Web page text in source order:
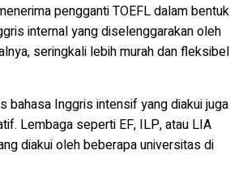
pengganti TOEFL dalam bentuk
internal yang diselenggarakan oleh
seringkali lebih murah dan fleksibel
bahasa Inggris intensif yang diakui juga
Lembaga seperti EF, ILP, atau LIA
diakui oleh beberapa universitas di